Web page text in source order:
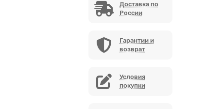
Доставка по
России
Гарантии и
возврат
Условия
покупки